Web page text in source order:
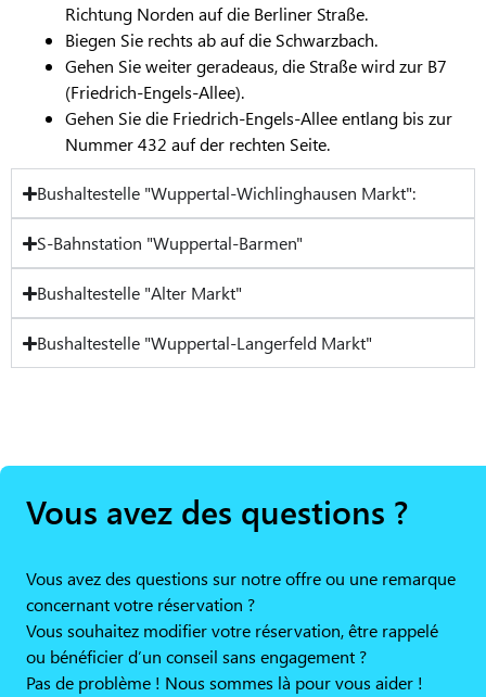
Richtung Norden auf die Berliner Straße.
Biegen Sie rechts ab auf die Schwarzbach.
Gehen Sie weiter geradeaus, die Straße wird zur B7
(Friedrich-Engels-Allee).
Gehen Sie die Friedrich-Engels-Allee entlang bis zur
Nummer 432 auf der rechten Seite.
Bushaltestelle "Wuppertal-Wichlinghausen Markt":
S-Bahnstation "Wuppertal-Barmen"
Bushaltestelle "Alter Markt"
Bushaltestelle "Wuppertal-Langerfeld Markt"
Vous avez des questions ?
Vous avez des questions sur notre offre ou une remarque
concernant votre réservation ?
Vous souhaitez modifier votre réservation, être rappelé
ou bénéficier d’un conseil sans engagement ?
Pas de problème ! Nous sommes là pour vous aider !